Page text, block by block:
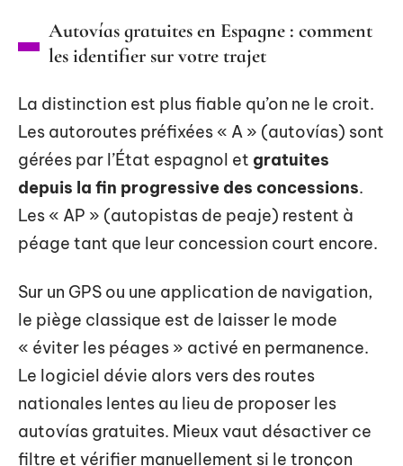
Autovías gratuites en Espagne : comment
les identifier sur votre trajet
La distinction est plus fiable qu’on ne le croit.
Les autoroutes préfixées « A » (autovías) sont
gérées par l’État espagnol et gratuites
depuis la fin progressive des concessions.
Les « AP » (autopistas de peaje) restent à
péage tant que leur concession court encore.
Sur un GPS ou une application de navigation,
le piège classique est de laisser le mode
« éviter les péages » activé en permanence.
Le logiciel dévie alors vers des routes
nationales lentes au lieu de proposer les
autovías gratuites. Mieux vaut désactiver ce
filtre et vérifier manuellement si le tronçon